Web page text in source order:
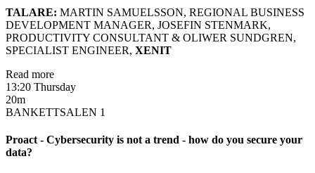
TALARE: MARTIN SAMUELSSON, REGIONAL BUSINESS
DEVELOPMENT MANAGER, JOSEFIN STENMARK,
PRODUCTIVITY CONSULTANT & OLIWER SUNDGREN,
SPECIALIST ENGINEER, XENIT
Read more
13:20 Thursday
20m
BANKETTSALEN 1
Proact - Cybersecurity is not a trend - how do you secure your
data?